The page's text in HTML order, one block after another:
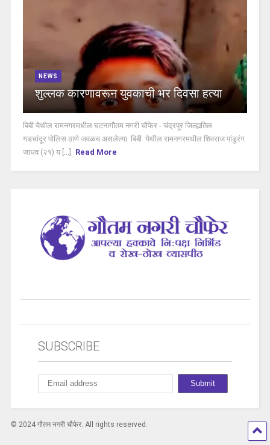
NEWS
शुल्लक कारणावरून युवकाची भर दिवसा हत्या
बिबी येथील रामनगरमधील घटनागौतम नगरी चौफेर - चंद्रपूर जिल्ह्यतिल
गडचांदूर पोलिस ठाणे जवळच असलेल्या बिबी येथील रामनगरमधील शिवराज पांडुरंग
जाधव (२१) य [...]
Read More
SUBSCRIBE
© 2024 गौतम नगरी चौफेर. All rights reserved.